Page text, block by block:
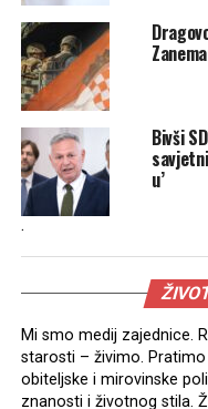
Bivši
u’
.
Mi smo medij zajednice.
starosti – živimo.
obiteljske i mirovinske
znanosti i životnog stila.